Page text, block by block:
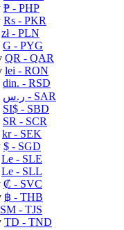
₱ - PHP
Rs - PKR
zł- PLN
G - PYG
QR - QAR
lei - RON
din. - RSD
ر.س - SAR
SI$ - SBD
SR - SCR
kr- SEK
$ - SGD
Le - SLE
Le - SLL
₡ - SVC
฿ - THB
ЅМ - TJS
TD - TND